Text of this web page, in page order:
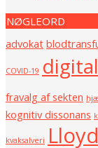
NØGLEORD
advokat
COVID-19
fravalg af sekten
kognitiv dissonans
kvaksalveri